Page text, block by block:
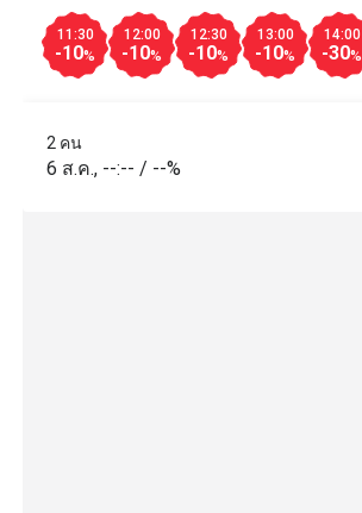
11:30
-10%
12:00
-10%
12:30
-10%
13:00
-10%
14:00
-30%
2 คน
6 ส.ค., --:-- / --%